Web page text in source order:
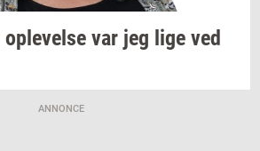
op­le­vel­se var jeg lige ved
ANNONCE